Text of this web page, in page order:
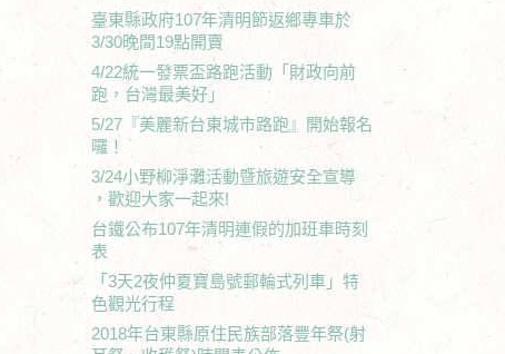
臺東縣政府107年清明節返鄉專車於
3/30晚間19點開賣
4/22統一發票盃路跑活動「財政向前
跑，台灣最美好」
5/27『美麗新台東城市路跑』開始報名
囉！
3/24小野柳淨灘活動暨旅遊安全宣導
，歡迎大家一起來!
台鐵公布107年清明連假的加班車時刻
表
「3天2夜仲夏寶島號郵輪式列車」特
色觀光行程
2018年台東縣原住民族部落豐年祭(射